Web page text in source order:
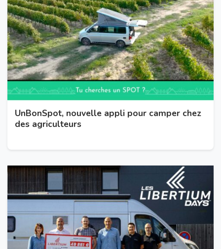
UnBonSpot, nouvelle appli pour camper chez
des agriculteurs